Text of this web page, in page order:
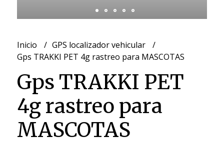
Inicio
GPS localizador vehicular
Gps TRAKKI PET 4g rastreo para MASCOTAS
Gps TRAKKI PET
4g rastreo para
MASCOTAS